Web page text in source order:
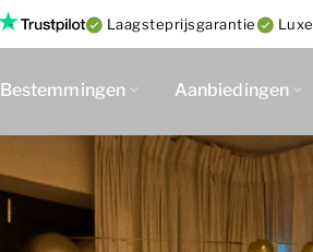
Laagsteprijsgarantie
Bestemmingen Aanbiedingen